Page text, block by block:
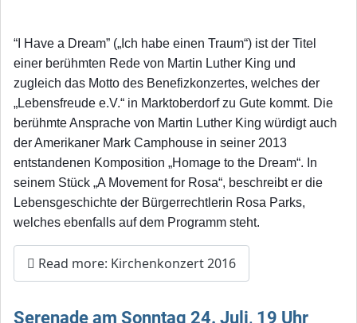
“I Have a Dream” („Ich habe einen Traum“) ist der Titel
einer berühmten Rede von Martin Luther King und
zugleich das Motto des Benefizkonzertes, welches der
„Lebensfreude e.V.“ in Marktoberdorf zu Gute kommt. Die
berühmte Ansprache von Martin Luther King würdigt auch
der Amerikaner Mark Camphouse in seiner 2013
entstandenen Komposition „Homage to the Dream“. In
seinem Stück „A Movement for Rosa“, beschreibt er die
Lebensgeschichte der Bürgerrechtlerin Rosa Parks,
welches ebenfalls auf dem Programm steht.
Read more: Kirchenkonzert 2016
Serenade am Sonntag 24. Juli, 19 Uhr